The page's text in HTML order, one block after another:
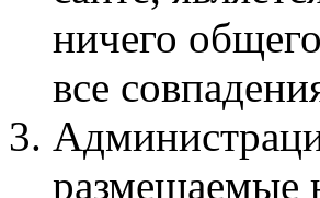
ничего
все
размещаемые